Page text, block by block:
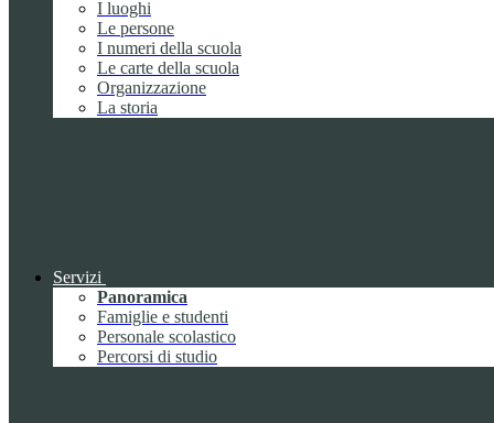
I luoghi
Le persone
I numeri della scuola
Le carte della scuola
Organizzazione
La storia
Servizi
Panoramica
Famiglie e studenti
Personale scolastico
Percorsi di studio